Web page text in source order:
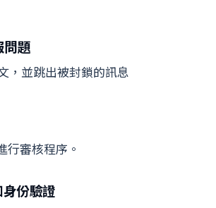
問題
，並跳出被封鎖的訊息
行審核程序。
份驗證